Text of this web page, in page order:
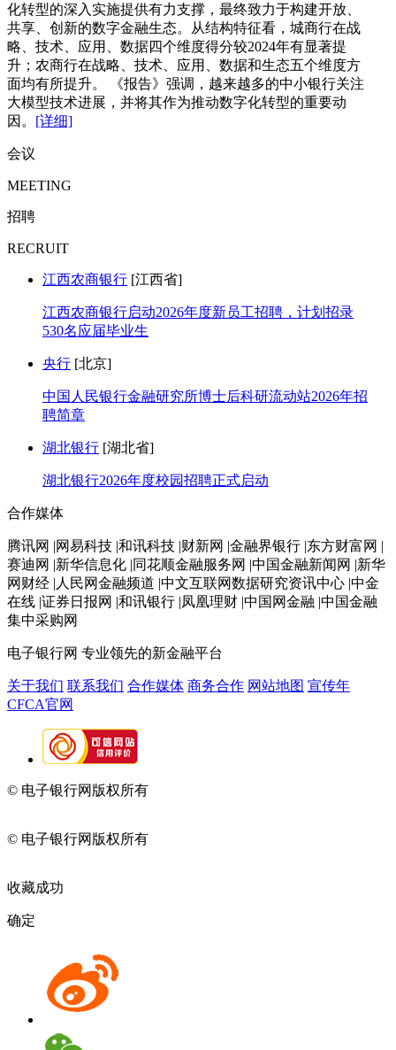
化转型的深入实施提供有力支撑，最终致力于构建开放、
共享、创新的数字金融生态。从结构特征看，城商行在战
略、技术、应用、数据四个维度得分较2024年有显著提
升；农商行在战略、技术、应用、数据和生态五个维度方
面均有所提升。 《报告》强调，越来越多的中小银行关注
大模型技术进展，并将其作为推动数字化转型的重要动
因。 [详细]
会议
MEETING
招聘
RECRUIT
江西农商银行 [江西省]
江西农商银行启动2026年度新员工招聘，计划招录
530名应届毕业生
央行 [北京]
中国人民银行金融研究所博士后科研流动站2026年招
聘简章
湖北银行 [湖北省]
湖北银行2026年度校园招聘正式启动
合作媒体
腾讯网 |网易科技 |和讯科技 |财新网 |金融界银行 |东方财富网 |
赛迪网 |新华信息化 |同花顺金融服务网 |中国金融新闻网 |新华
网财经 |人民网金融频道 |中文互联网数据研究资讯中心 |中金
在线 |证券日报网 |和讯银行 |凤凰理财 |中国网金融 |中国金融
集中采购网
电子银行网 专业领先的新金融平台
关于我们 联系我们 合作媒体 商务合作 网站地图 宣传年
CFCA官网
© 电子银行网版权所有
© 电子银行网版权所有
收藏成功
确定